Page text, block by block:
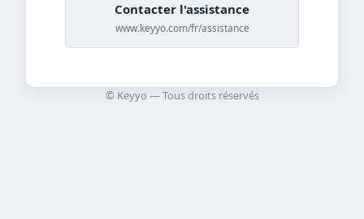
Contacter l'assistance
www.keyyo.com/fr/assistance
© Keyyo — Tous droits réservés